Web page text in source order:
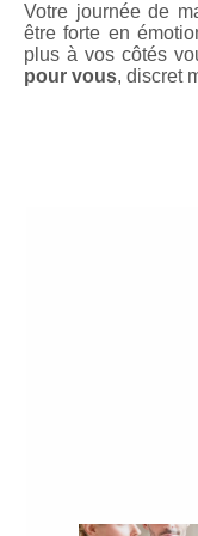
Votre journée de
être forte en
plus à vos côtés
pour vous, discret